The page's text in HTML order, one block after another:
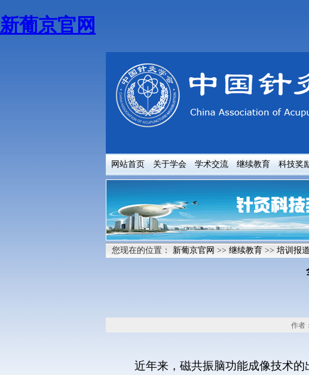
新葡京官网
网站首页 关于学会 学术交流 继续教育 科技奖
您现在的位置： 新葡京官网 >> 继续教育 >> 培训报道
作者：
近年来，磁共振脑功能成像技术